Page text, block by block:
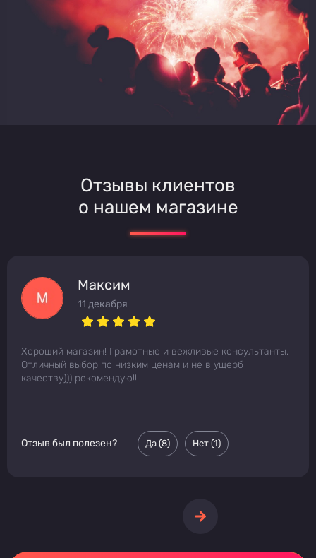
Отзывы клиентов
о нашем магазине
Максим
11 декабря
Хороший магазин! Грамотные и вежливые консультанты.
Отличный выбор по низким ценам и не в ущерб
качеству))) рекомендую!!!
Отзыв был полезен? Да (8) Нет (1)